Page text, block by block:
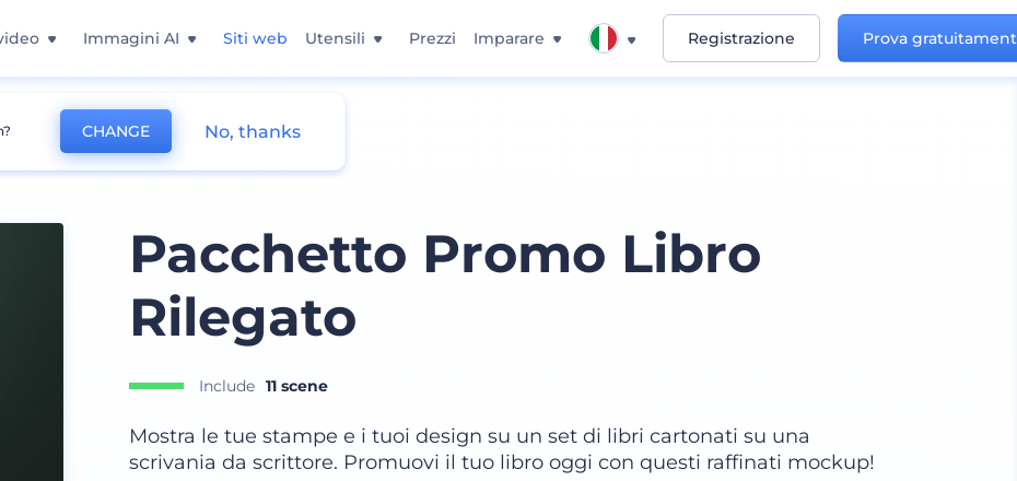
Immagini AI Siti web Utensili Prezzi Imparare Registrazione Prova
Pacchetto Promo Libro
Rilegato
Include 11 scene
Mostra le tue stampe e i tuoi design su un set di libri cartonati su una
scrivania da scrittore. Promuovi il tuo libro oggi con questi raffinati mockup!
CHANGE No, thanks